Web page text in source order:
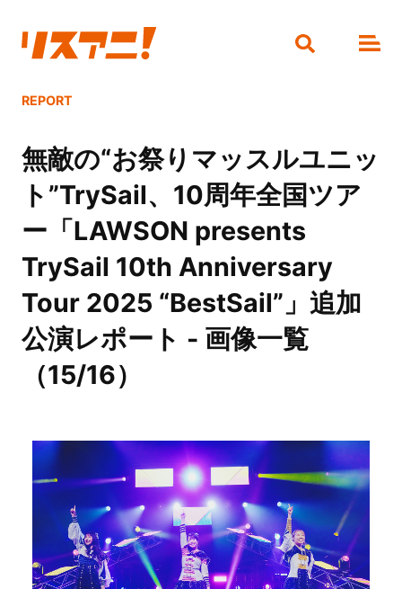
REPORT
無敵の“お祭りマッスルユニッ
ト”TrySail、10周年全国ツア
ー「LAWSON presents
TrySail 10th Anniversary
Tour 2025 “BestSail”」追加
公演レポート - 画像一覧
（15/16）